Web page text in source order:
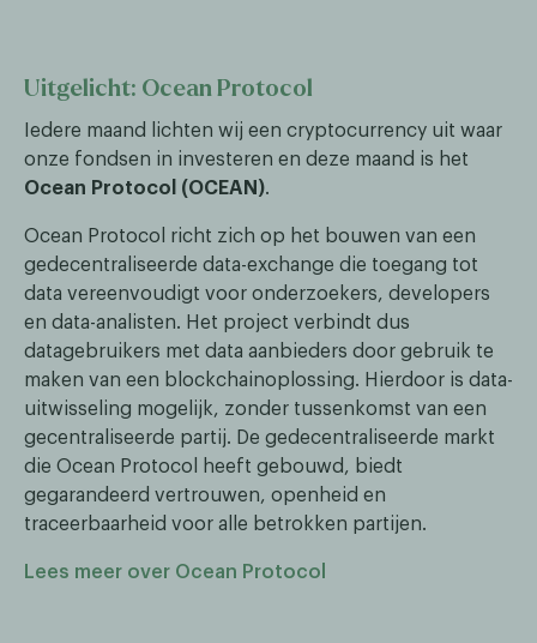
Uitgelicht: Ocean Protocol
Iedere maand lichten wij een cryptocurrency uit waar
onze fondsen in investeren en deze maand is het
Ocean Protocol (OCEAN).
Ocean Protocol richt zich op het bouwen van een
gedecentraliseerde data-exchange die toegang tot
data vereenvoudigt voor onderzoekers, developers
en data-analisten. Het project verbindt dus
datagebruikers met data aanbieders door gebruik te
maken van een blockchainoplossing. Hierdoor is data-
uitwisseling mogelijk, zonder tussenkomst van een
gecentraliseerde partij. De gedecentraliseerde markt
die Ocean Protocol heeft gebouwd, biedt
gegarandeerd vertrouwen, openheid en
traceerbaarheid voor alle betrokken partijen.
Lees meer over Ocean Protocol